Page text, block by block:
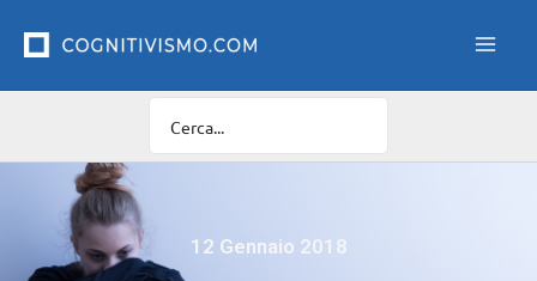
12 Gennaio 2018